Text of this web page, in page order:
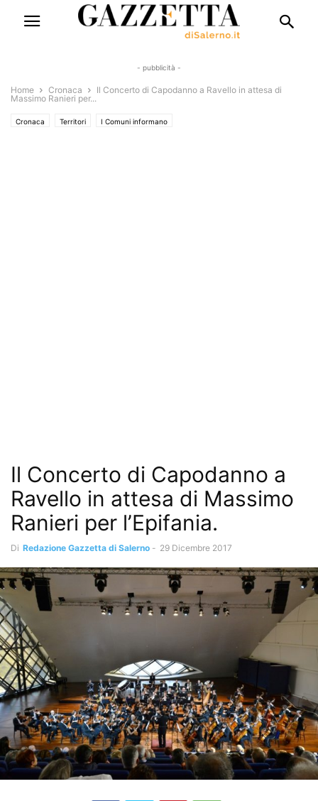
- pubblicità -
Home Cronaca
Il Concerto di Capodanno a Ravello in attesa di
Massimo Ranieri per...
Cronaca Territori I Comuni informano
Il Concerto di Capodanno a
Ravello in attesa di Massimo
Ranieri per l’Epifania.
Di Redazione Gazzetta di Salerno - 29 Dicembre 2017